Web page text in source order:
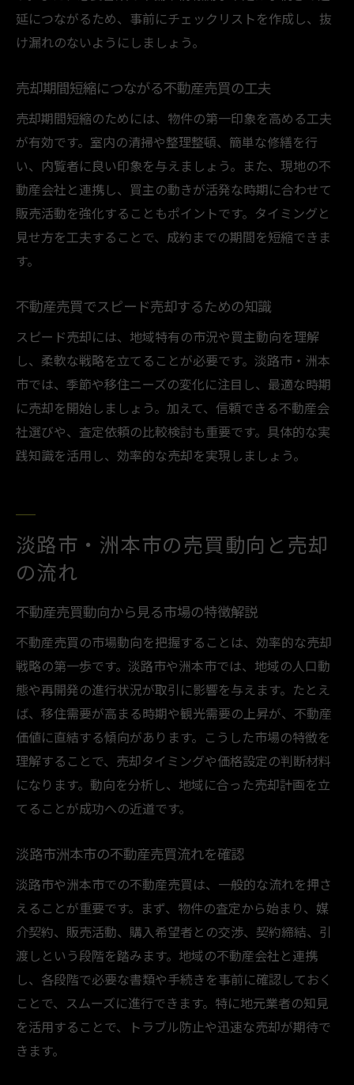
延につながるため、事前にチェックリストを作成し、抜
け漏れのないようにしましょう。
売却期間短縮につながる不動産売買の工夫
売却期間短縮のためには、物件の第一印象を高める工夫
が有効です。室内の清掃や整理整頓、簡単な修繕を行
い、内覧者に良い印象を与えましょう。また、現地の不
動産会社と連携し、買主の動きが活発な時期に合わせて
販売活動を強化することもポイントです。タイミングと
見せ方を工夫することで、成約までの期間を短縮できま
す。
不動産売買でスピード売却するための知識
スピード売却には、地域特有の市況や買主動向を理解
し、柔軟な戦略を立てることが必要です。淡路市・洲本
市では、季節や移住ニーズの変化に注目し、最適な時期
に売却を開始しましょう。加えて、信頼できる不動産会
社選びや、査定依頼の比較検討も重要です。具体的な実
践知識を活用し、効率的な売却を実現しましょう。
淡路市・洲本市の売買動向と売却
の流れ
不動産売買動向から見る市場の特徴解説
不動産売買の市場動向を把握することは、効率的な売却
戦略の第一歩です。淡路市や洲本市では、地域の人口動
態や再開発の進行状況が取引に影響を与えます。たとえ
ば、移住需要が高まる時期や観光需要の上昇が、不動産
価値に直結する傾向があります。こうした市場の特徴を
理解することで、売却タイミングや価格設定の判断材料
になります。動向を分析し、地域に合った売却計画を立
てることが成功への近道です。
淡路市洲本市の不動産売買流れを確認
淡路市や洲本市での不動産売買は、一般的な流れを押さ
えることが重要です。まず、物件の査定から始まり、媒
介契約、販売活動、購入希望者との交渉、契約締結、引
渡しという段階を踏みます。地域の不動産会社と連携
し、各段階で必要な書類や手続きを事前に確認しておく
ことで、スムーズに進行できます。特に地元業者の知見
を活用することで、トラブル防止や迅速な売却が期待で
きます。